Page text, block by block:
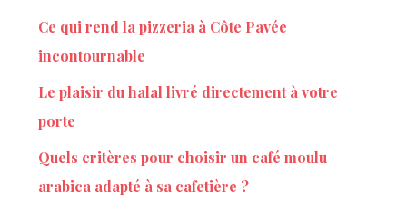
Ce qui rend la pizzeria à Côte Pavée
incontournable
Le plaisir du halal livré directement à votre
porte
Quels critères pour choisir un café moulu
arabica adapté à sa cafetière ?